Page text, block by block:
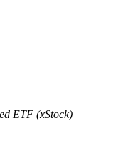
yang didukung Crypto
ETF (xStock)